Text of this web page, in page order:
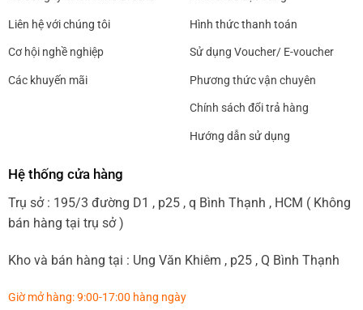
Liên hệ với chúng tôi
Cơ hội nghề nghiệp
Các khuyến mãi
Hình thức thanh toán
Sử dụng Voucher/ E-voucher
Phương thức vận chuyên
Chính sách đổi trả hàng
Hướng dẫn sử dụng
Hệ thống cửa hàng
Trụ sở : 195/3 đường D1 , p25 , q Bình Thạnh , HCM ( Không
bán hàng tại trụ sở )
Kho và bán hàng tại : Ung Văn Khiêm , p25 , Q Bình Thạnh
Giờ mở hàng: 9:00-17:00 hàng ngày